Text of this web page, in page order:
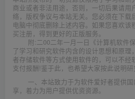
商业或者非法用途，否则，一切后果请用
络，版权争议与本站无关。您必须在下载
电脑中彻底删除上述内容。如果您喜欢该
买注册，得到更好的正版服务。
附:二00二年一月一日《计算机软件
了学习和研究软件内含的设计思想和原理
者存储软件等方式使用软件的，可以不经
支付报酬!鉴于此，也希望大家按此说明研
一、本站致力于为软件爱好者提供
享，着力为用户提供优资资源。